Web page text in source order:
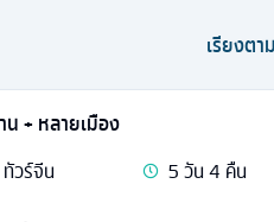
เรียงตาม
น + หลายเมือง
ทัวร์จีน 5วัน4 คืน